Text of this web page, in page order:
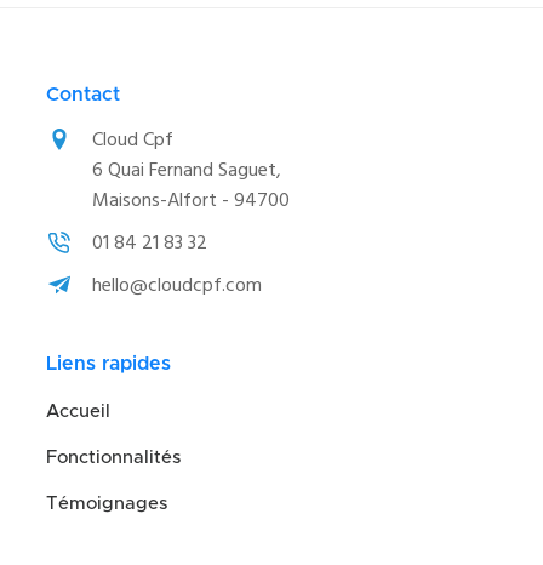
Contact
Cloud Cpf
6 Quai Fernand Saguet,
Maisons-Alfort - 94700
01 84 21 83 32
hello@cloudcpf.com
Liens rapides
Accueil
Fonctionnalités
Témoignages